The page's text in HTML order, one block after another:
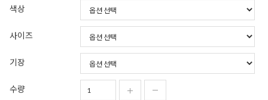
색상
사이즈
기장
수량